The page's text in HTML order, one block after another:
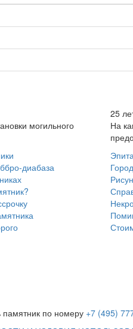
могильного
25
На
диабаза
памятник по номеру +7 (495)